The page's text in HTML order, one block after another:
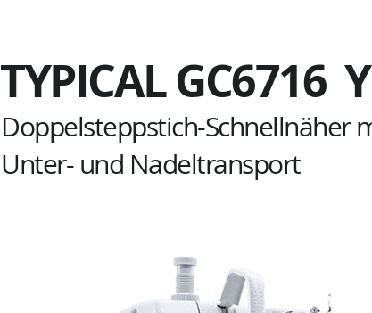
TYPICAL GC6716Y
Doppelsteppstich-Schnellnäher
Unter- und Nadeltransport